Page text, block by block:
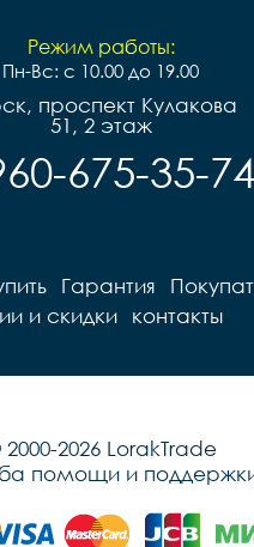
Режим работы:
Пн-Вс: с 10.00 до 19.00
проспект Кулакова
51, 2 этаж
675-35-74
Гарантия
и скидки контакты
2026 LorakTrade
помощи и